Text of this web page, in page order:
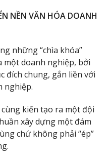
NỀN VĂN HÓA DOANH
những “chìa khóa”
một doanh nghiệp, bởi
đích chung, gắn liền với
nghiệp.
kiến tạo ra một đội
xây dựng một đám
chứ không phải “ép”